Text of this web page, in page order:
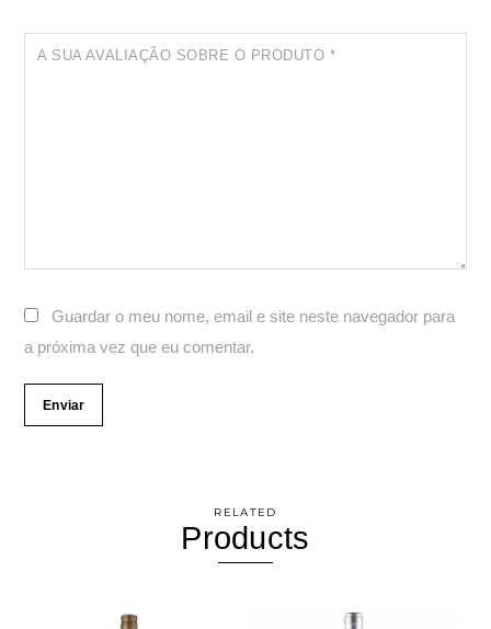
A SUA AVALIAÇÃO SOBRE O PRODUTO *
Guardar o meu nome, email e site neste navegador para
a próxima vez que eu comentar.
RELATED
Products